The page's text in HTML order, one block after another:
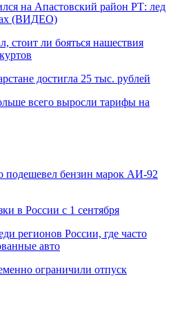
на Апастовский район РТ: лед
(ВИДЕО)
стоит ли бояться нашествия
достигла 25 тыс. рублей
всего выросли тарифы на
подешевел бензин марок АИ-92
в России с 1 сентября
регионов России, где часто
авто
ограничили отпуск